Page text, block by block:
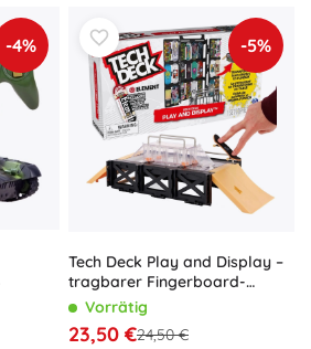
-4% -5%
Tech Deck Play and Display –
tragbarer Fingerboard-
Skatepark mit ELEMENT-
Vorrätig
23,50 €24,50 €